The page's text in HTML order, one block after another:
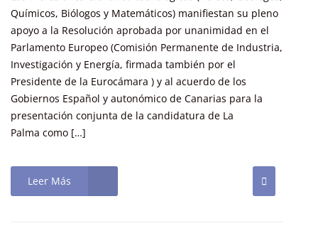
Químicos, Biólogos y Matemáticos) manifiestan su pleno
apoyo a la Resolución aprobada por unanimidad en el
Parlamento Europeo (Comisión Permanente de Industria,
Investigación y Energía, firmada también por el
Presidente de la Eurocámara ) y al acuerdo de los
Gobiernos Español y autonómico de Canarias para la
presentación conjunta de la candidatura de La
Palma como […]
Leer Más